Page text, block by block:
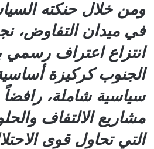
ومن خلال حنكته
في ميدان التفاوض،
انتزاع اعتراف
الجنوب كركيزة
سياسية شاملة،
مشاريع الالتفاف
التي تحاول قوى